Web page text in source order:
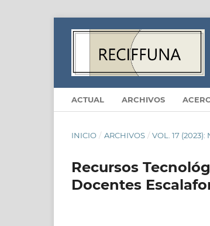
ACTUAL ARCHIVOS
INICIO / ARCHIVOS / VOL. 17 (2023):
Recursos
Docentes